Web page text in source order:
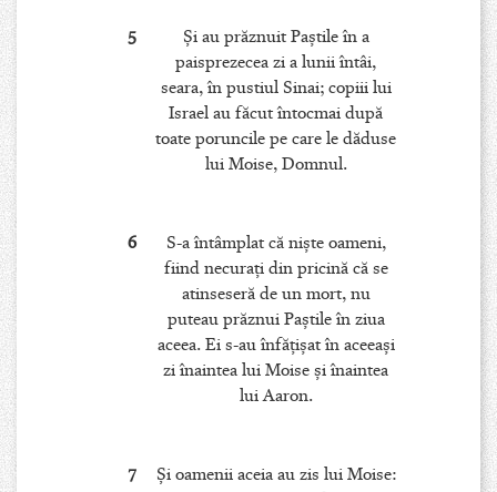
5
Şi au prăznuit Paştile în a
paisprezecea zi a lunii întâi,
seara, în pustiul Sinai; copiii lui
Israel au făcut întocmai după
toate poruncile pe care le dăduse
lui Moise, Domnul.
6
S-a întâmplat că nişte oameni,
fiind necuraţi din pricină că se
atinseseră de un mort, nu
puteau prăznui Paştile în ziua
aceea. Ei s-au înfăţişat în aceeaşi
zi înaintea lui Moise şi înaintea
lui Aaron.
7
Şi oamenii aceia au zis lui Moise: